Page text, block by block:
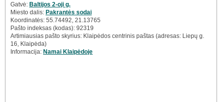
Gatvė: Baltijos 2-oji g.
Miesto dalis: Pakrantės sodai
Koordinatės: 55.74492, 21.13765
Pašto indeksas (kodas): 92319
Artimiausias pašto skyrius: Klaipėdos centrinis paštas (adresas: Liepų g.
16, Klaipėda)
Informacija: Namai Klaipėdoje